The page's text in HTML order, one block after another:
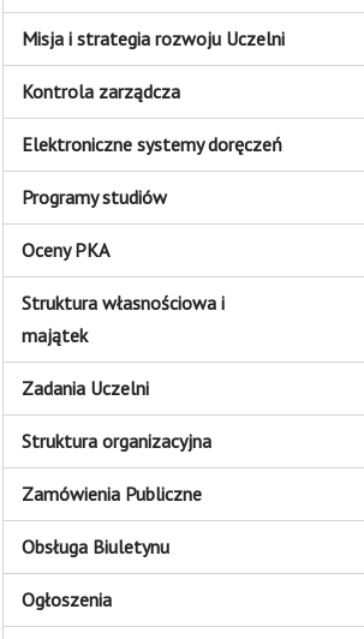
Misja i strategia rozwoju Uczelni
Kontrola zarządcza
Elektroniczne systemy doręczeń
Programy studiów
Oceny PKA
Struktura własnościowa i
majątek
Zadania Uczelni
Struktura organizacyjna
Zamówienia Publiczne
Obsługa Biuletynu
Ogłoszenia